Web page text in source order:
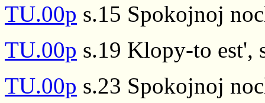
TU.00p s.15 Spokojnoj
TU.00p s.19 Klopy-to est',
TU.00p s.23 Spokojnoj